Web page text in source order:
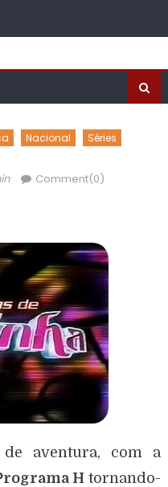
Nacional Séries
Comment(0)
aventura, com a
H tornando-